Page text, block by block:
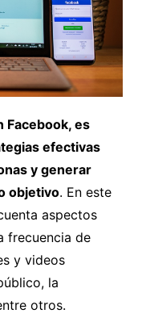
Facebook, es
efectivas
y generar
objetivo. En este
aspectos
frecuencia de
y videos
la
otros.